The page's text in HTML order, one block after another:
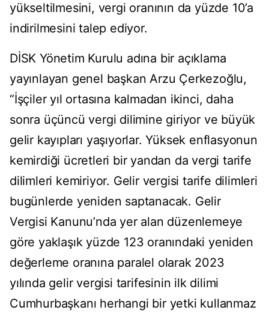
yükseltilmesini, vergi oranının da yüzde 10’a
indirilmesini talep ediyor.
DİSK Yönetim Kurulu adına bir açıklama
yayınlayan genel başkan Arzu Çerkezoğlu,
“İşçiler yıl ortasına kalmadan ikinci, daha
sonra üçüncü vergi dilimine giriyor ve büyük
gelir kayıpları yaşıyorlar. Yüksek enflasyonun
kemirdiği ücretleri bir yandan da vergi tarife
dilimleri kemiriyor. Gelir vergisi tarife dilimleri
bugünlerde yeniden saptanacak. Gelir
Vergisi Kanunu’nda yer alan düzenlemeye
göre yaklaşık yüzde 123 oranındaki yeniden
değerleme oranına paralel olarak 2023
yılında gelir vergisi tarifesinin ilk dilimi
Cumhurbaşkanı herhangi bir yetki kullanmaz